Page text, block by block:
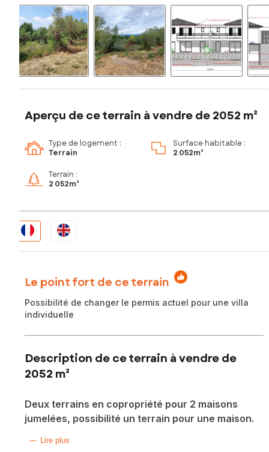
Aperçu de ce terrain à vendre de 2052 m²
Type de logement :
Terrain
Surface habitable :
2 052m²
Terrain :
2 052m²
Le point fort de ce terrain
Possibilité de changer le permis actuel pour une villa
individuelle
Description de ce terrain à vendre de
2052 m²
Deux terrains en copropriété pour 2 maisons
jumelées, possibilité un terrain pour une maison.
Situé à Montauroux (83440), ce terrain de 2052 m² est
Lire plus